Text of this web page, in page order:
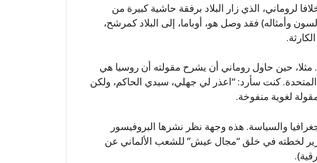
لروماني، الذي زار البلاد برفقة حاشية كبيرة من
وأمثاله) فقد وصل هو، أوباما، إلى البلاد كمرشح،
حين حاول روماني أن يشرح مقولته أن روسيا هي
كنت سأرد: “اعذر لي جهلي، سيدي الحاكم، ولكن
لغوية منفوخة.
والسياسة. هذه وجهة نظر نشرها البروفيسور
لخطته في خلق “مجال عيش” للشعب الألماني عن